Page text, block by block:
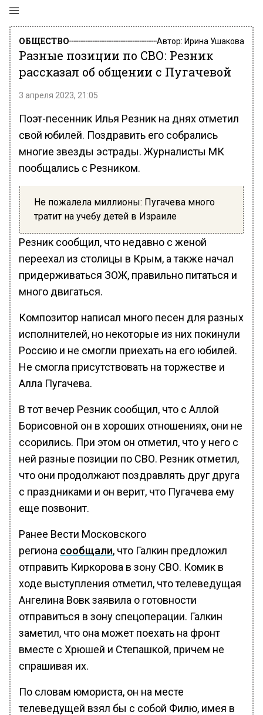
ОБЩЕСТВО Автор: Ирина Ушакова
Разные позиции по СВО: Резник
рассказал об общении с Пугачевой
3 апреля 2023, 21:05
Поэт-песенник Илья Резник на днях отметил
свой юбилей. Поздравить его собрались
многие звезды эстрады. Журналисты МК
пообщались с Резником.
Не пожалела миллионы: Пугачева много
тратит на учебу детей в Израиле
Резник сообщил, что недавно с женой
переехал из столицы в Крым, а также начал
придерживаться ЗОЖ, правильно питаться и
много двигаться.
Композитор написал много песен для разных
исполнителей, но некоторые из них покинули
Россию и не смогли приехать на его юбилей.
Не смогла присутствовать на торжестве и
Алла Пугачева.
В тот вечер Резник сообщил, что с Аллой
Борисовной он в хороших отношениях, они не
ссорились. При этом он отметил, что у него с
ней разные позиции по СВО. Резник отметил,
что они продолжают поздравлять друг друга
с праздниками и он верит, что Пугачева ему
еще позвонит.
Ранее Вести Московского
региона сообщали, что Галкин предложил
отправить Киркорова в зону СВО. Комик в
ходе выступления отметил, что телеведущая
Ангелина Вовк заявила о готовности
отправиться в зону спецоперации. Галкин
заметил, что она может поехать на фронт
вместе с Хрюшей и Степашкой, причем не
спрашивая их.
По словам юмориста, он на месте
телеведущей взял бы с собой Филю, имея в